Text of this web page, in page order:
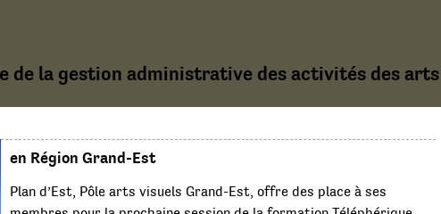
de la gestion administrative des activités des
en Région Grand-Est
Plan d’Est, Pôle arts visuels Grand-Est, offre des place à ses